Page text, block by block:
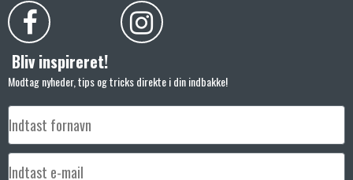
Bliv inspireret!
Modtag nyheder, tips og tricks direkte i din indbakke!